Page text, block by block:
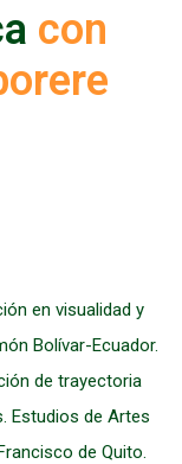
con
en visualidad y
Bolívar-Ecuador.
de trayectoria
Estudios de Artes
de Quito.